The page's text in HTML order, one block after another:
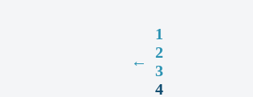
←
1
2
3
4